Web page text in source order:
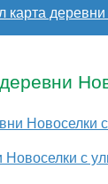
карта
Новоселки
Новоселки с